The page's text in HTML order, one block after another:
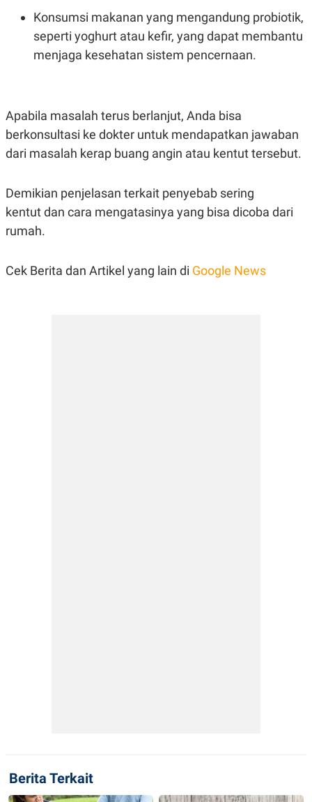
Konsumsi makanan yang mengandung probiotik,
seperti yoghurt atau kefir, yang dapat membantu
menjaga kesehatan sistem pencernaan.
Apabila masalah terus berlanjut, Anda bisa
berkonsultasi ke dokter untuk mendapatkan jawaban
dari masalah kerap buang angin atau kentut tersebut.
Demikian penjelasan terkait penyebab sering
kentut dan cara mengatasinya yang bisa dicoba dari
rumah.
Cek Berita dan Artikel yang lain di Google News
Berita Terkait